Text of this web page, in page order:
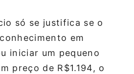
só se justifica se o
em
iniciar um pequeno
preço de R$1.194, o